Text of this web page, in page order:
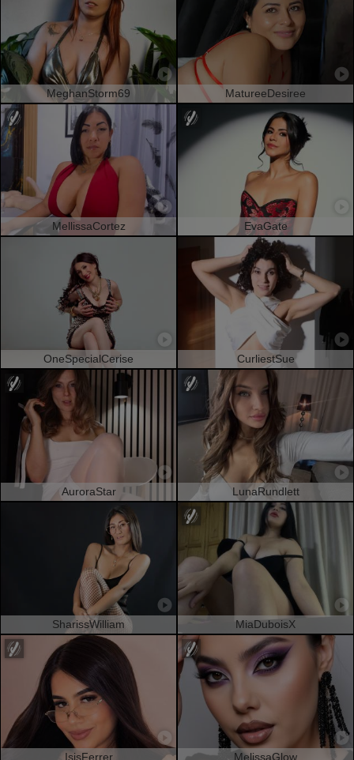
MeghanStorm69 MatureeDesiree
MellissaCortez EvaGate
OneSpecialCerise CurliestSue
AuroraStar LunaRundlett
SharissWilliam MiaDuboisX
IsisFerrer MelissaGlow